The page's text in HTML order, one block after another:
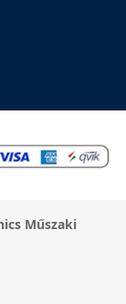
Műszaki